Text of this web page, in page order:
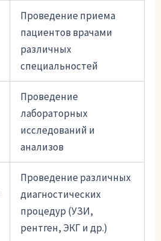
Проведение приема
пациентов врачами
различных
специальностей
Проведение
лабораторных
исследований и
анализов
Проведение различных
диагностических
процедур (УЗИ,
рентген, ЭКГ и др.)